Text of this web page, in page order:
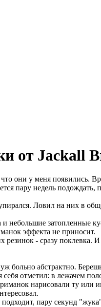
от Jackall
они у меня появились.
пару недель подождать,
Ловил на них в
и небольшие затопленные
эффекта не приносит.
- сразу поклевка.
больно абстрактно.
отметил: в лежачем
нарисовали ту или
подходит, пару секунд